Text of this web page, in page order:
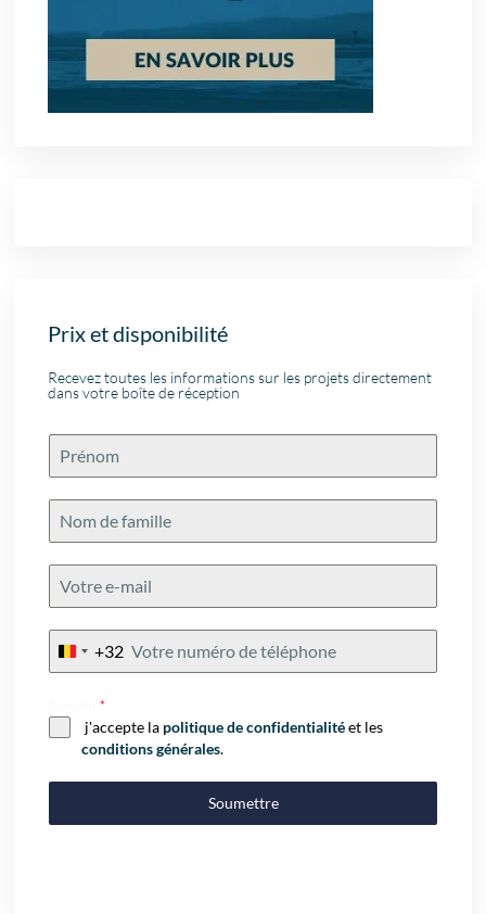
Prix et disponibilité
Recevez toutes les informations sur les projets directement
dans votre boîte de réception
Belgium
+32
Consent*
j'accepte la politique de confidentialitéet les
conditions générales.
Soumettre